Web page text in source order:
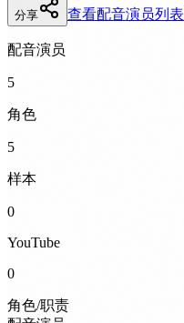
分享 查看配音演员列表
配音演员
5
角色
5
样本
0
YouTube
0
角色/职责